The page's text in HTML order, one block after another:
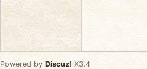
语
Powered by Discuz! X3.4